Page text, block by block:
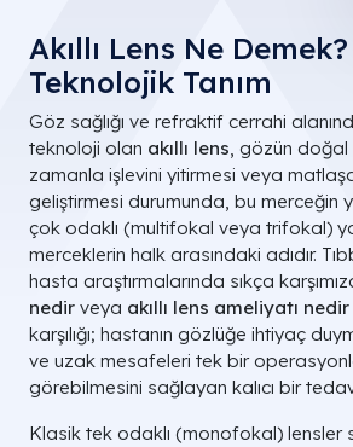
Akıllı Lens Ne
Teknolojik Tanım
Göz sağlığı ve refraktif cerrahi
teknoloji olan akıllı lens, gözün doğal
zamanla işlevini yitirmesi veya
geliştirmesi durumunda, bu merceğin
çok odaklı (multifokal veya trifokal)
merceklerin halk arasındaki adıdır.
hasta araştırmalarında sıkça
nedir veya akıllı lens ameliyatı nedir
karşılığı; hastanın gözlüğe ihtiyaç
ve uzak mesafeleri tek bir
görebilmesini sağlayan kalıcı bir
Klasik tek odaklı (monofokal) lensler